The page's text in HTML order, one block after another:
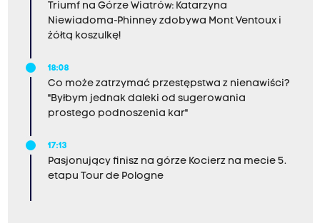
Triumf na Górze Wiatrów: Katarzyna
Niewiadoma-Phinney zdobywa Mont Ventoux i
żółtą koszulkę!
18:08
Co może zatrzymać przestępstwa z nienawiści?
"Byłbym jednak daleki od sugerowania
prostego podnoszenia kar"
17:13
Pasjonujący finisz na górze Kocierz na mecie 5.
etapu Tour de Pologne